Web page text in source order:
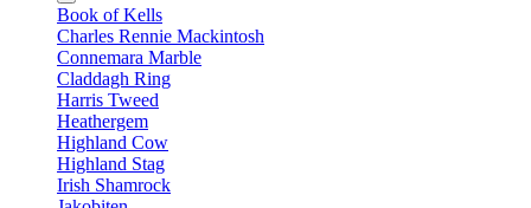
Book of Kells
Charles Rennie Mackintosh
Connemara Marble
Claddagh Ring
Harris Tweed
Heathergem
Highland Cow
Highland Stag
Irish Shamrock